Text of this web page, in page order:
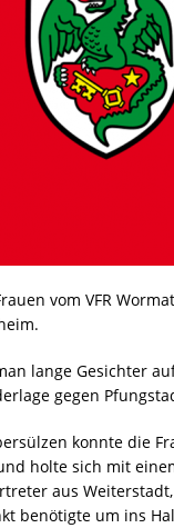
vom VFR
lange Gesichter
gegen
konnte die
holte sich mit
aus
benötigte um ins